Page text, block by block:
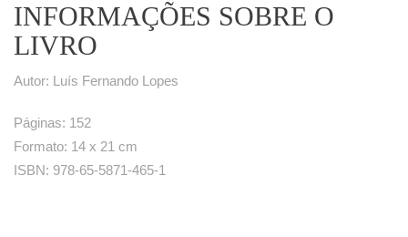
INFORMAÇÕES SOBRE O
LIVRO
Autor: Luís Fernando Lopes
Páginas: 152
Formato: 14 x 21 cm
ISBN: 978-65-5871-465-1